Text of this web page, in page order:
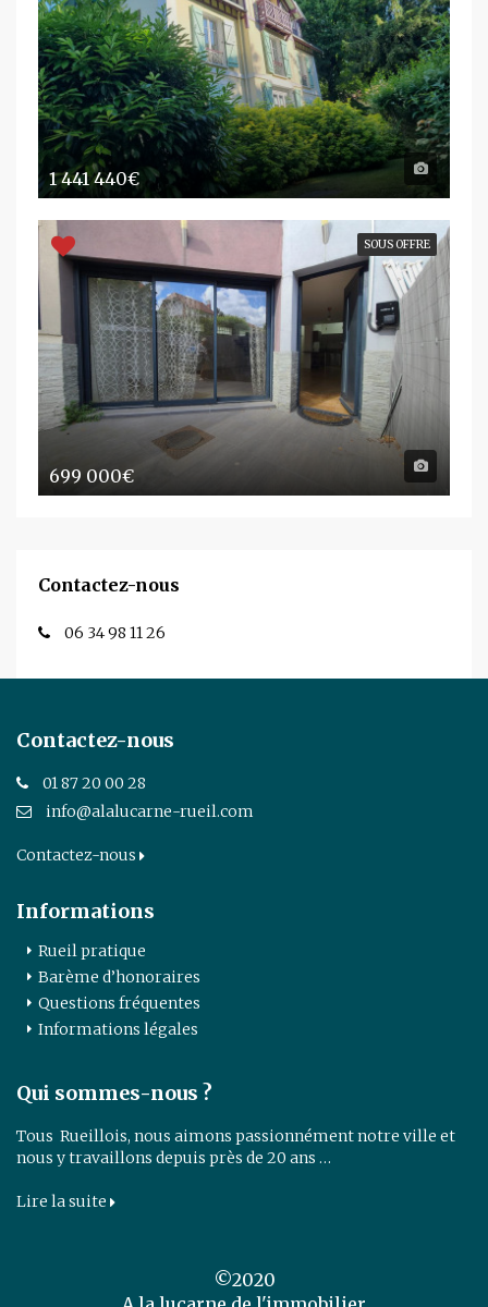
1 441 440€
SOUS OFFRE
699 000€
Contactez-nous
06 34 98 11 26
Contactez-nous
01 87 20 00 28
info@alalucarne-rueil.com
Contactez-nous
Informations
Rueil pratique
Barème d’honoraires
Questions fréquentes
Informations légales
Qui sommes-nous ?
Tous Rueillois, nous aimons passionnément notre ville et
nous y travaillons depuis près de 20 ans …
Lire la suite
©2020